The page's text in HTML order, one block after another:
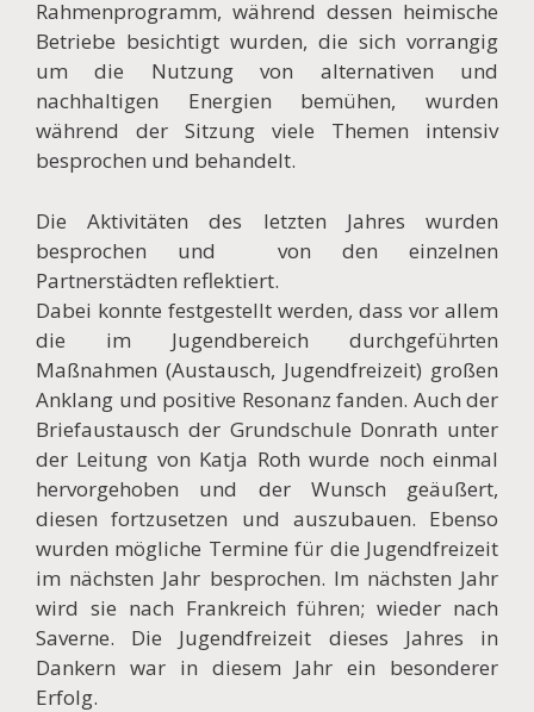
Rahmenprogramm, während dessen heimische
Betriebe besichtigt wurden, die sich vorrangig
um die Nutzung von alternativen und
nachhaltigen Energien bemühen, wurden
während der Sitzung viele Themen intensiv
besprochen und behandelt.
Die Aktivitäten des letzten Jahres wurden
besprochen und von den einzelnen
Partnerstädten reflektiert.
Dabei konnte festgestellt werden, dass vor allem
die im Jugendbereich durchgeführten
Maßnahmen (Austausch, Jugendfreizeit) großen
Anklang und positive Resonanz fanden. Auch der
Briefaustausch der Grundschule Donrath unter
der Leitung von Katja Roth wurde noch einmal
hervorgehoben und der Wunsch geäußert,
diesen fortzusetzen und auszubauen. Ebenso
wurden mögliche Termine für die Jugendfreizeit
im nächsten Jahr besprochen. Im nächsten Jahr
wird sie nach Frankreich führen; wieder nach
Saverne. Die Jugendfreizeit dieses Jahres in
Dankern war in diesem Jahr ein besonderer
Erfolg.